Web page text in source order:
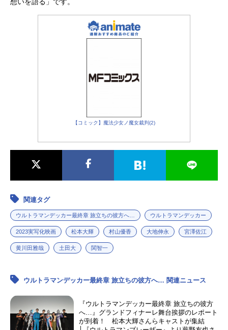
ーズ構成・脚本：田辺茂範メイン監
督：二宮崇メイン特技監督：辻本貴
則各話脚本家：三浦有為子 継田
【コミック】魔法少女ノ魔女裁判(2)
関連タグ
ウルトラマンデッカー最終章 旅立ちの彼方へ… ウルトラマンデッカー
2023実写化映画 松本大輝 村山優香 大地伸永 宮澤佐江
黄川田雅哉 土田大 関智一
ウルトラマンデッカー最終章 旅立ちの彼方へ… 関連ニュース
『ウルトラマンデッカー最終章 旅立ちの彼方
へ…』グランドフィナーレ舞台挨拶のレポート
が到着！ 松本大輝さんらキャストが集結